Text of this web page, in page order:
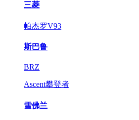
三菱
帕杰罗V93
斯巴鲁
BRZ
Ascent攀登者
雪佛兰